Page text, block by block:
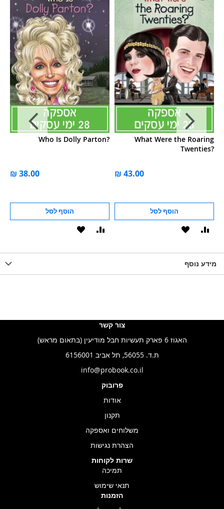
Who Is Dolly Parton?
הוסף לסל
הוסף
What Were the Roaring
Twenties?
הוסף לסל
הוסף
מידע נוסף
צור קשר
האגוז 6 פארק תעשיות חבל מודיעין (בתאום מראש)
ת.ד. 56055, תל אביב 6156001
info@probook.co.il
פרובוק
אודות
תקנון
משלוחים ואספקה
הצהרת נגישות
שרות לקוחות
תמיכה
תנאי שימוש
הזמנות